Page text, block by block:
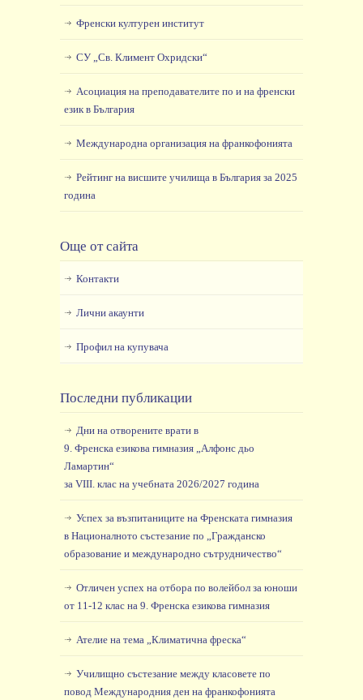
Френски културен институт
СУ „Св. Климент Охридски“
Асоциация на преподавателите по и на френски
език в България
Международна организация на франкофонията
Рейтинг на висшите училища в България за 2025
година
Още от сайта
Контакти
Лични акаунти
Профил на купувача
Последни публикации
Дни на отворените врати в
9. Френска езикова гимназия „Алфонс дьо
Ламартин“
за VIII. клас на учебната 2026/2027 година
Успех за възпитаниците на Френската гимназия
в Националното състезание по „Гражданско
образование и международно сътрудничество“
Отличен успех на отбора по волейбол за юноши
от 11-12 клас на 9. Френска езикова гимназия
Ателие на тема „Климатична фреска“
Училищно състезание между класовете по
повод Международния ден на франкофонията